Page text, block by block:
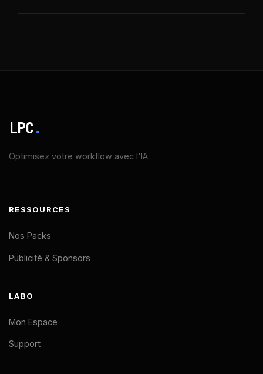
LPC.
Optimisez votre workflow avec l'IA.
RESSOURCES
Nos Packs
Publicité & Sponsors
LABO
Mon Espace
Support